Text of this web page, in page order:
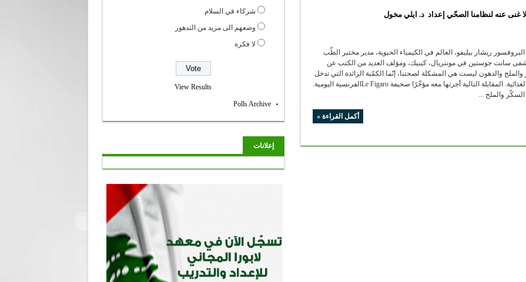
غنى عنه لنظامنا الصحّي إعداد د. ايلي مخول
ريشار بيليفو، العالم في الكيمياء الحيوية، مدير مختبر الطّب
سانت جوستين في مونتريال، كيبيك، ومؤلف العديد من الكتب عن
والملح والدهون ليست هي المشكلة لصحتنا، إنّما الكمّية الزائدة التي تدخل
في صناعة الموادّ الغذائية. المقابلة التالية أجرتها معه مؤخّرًا صحيفة Le Figaroالفرنسية اليومية.
السكّر والملح ...
أكمل القراءة »
شركاء في السلام
وضعهم الى مزيد من التدهور
لا فكرة
View Results
Polls Archive
إعلانات